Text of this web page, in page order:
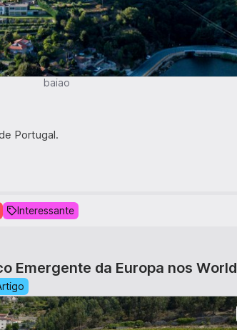
baiao
Portugal.
Interessante
Emergente da Europa nos World